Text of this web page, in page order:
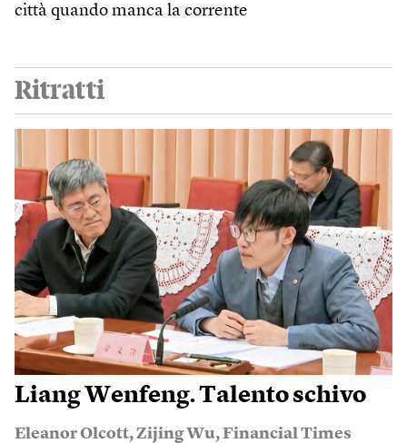
città quando manca la corrente
Ritratti
Liang Wenfeng. Talento schivo
Eleanor Olcott,Zijing Wu,Financial Times